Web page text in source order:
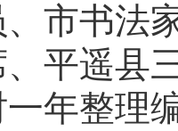
、市书法
、平遥县
一年整理